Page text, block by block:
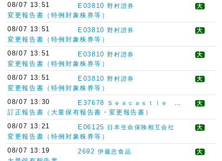
08/07 13:51
E03810 野村證券 大
変更報告書（特例対象株券等）
08/07 13:51
E03810 野村證券 大
変更報告書（特例対象株券等）
08/07 13:51
E03810 野村證券 大
変更報告書（特例対象株券等）
08/07 13:51
E03810 野村證券 大
変更報告書（特例対象株券等）
08/07 13:30
E37678 Ｓｅａｃａｓｔｌｅ Ｓｉｎｇａｐｏｒｅ Ｐｔｅ．Ｌｔｄ 大
訂正報告書（大量保有報告書・変更報告書）
08/07 13:21
E06125 日本生命保険相互会社 大
変更報告書（特例対象株券等）
08/07 13:19
2692 伊藤忠食品 大